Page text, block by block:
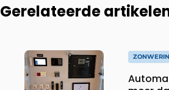
Gerelateerde